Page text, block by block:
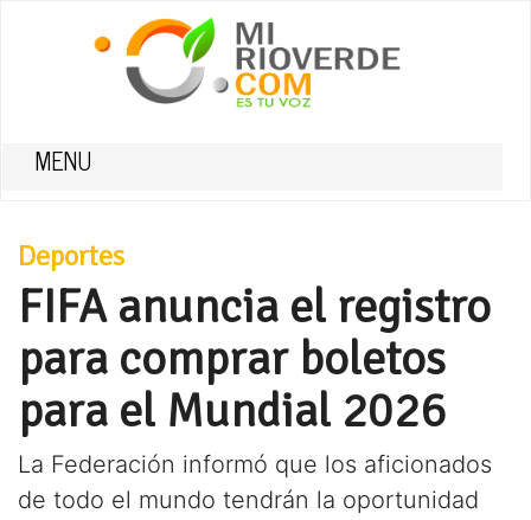
MENU
Deportes
FIFA anuncia el registro
para comprar boletos
para el Mundial 2026
La Federación informó que los aficionados
de todo el mundo tendrán la oportunidad